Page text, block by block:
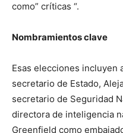
como” críticas “.
Nombramientos clave
Esas elecciones incluyen
secretario de Estado,
secretario de Seguridad
directora de inteligencia
Greenfield como